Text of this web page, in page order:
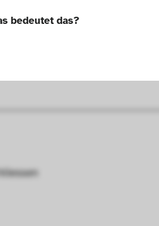
bedeutet das?
der Seite
erhöht, mit der
deine ausgewählten
dieser Cookies kann
erhöht, mit der